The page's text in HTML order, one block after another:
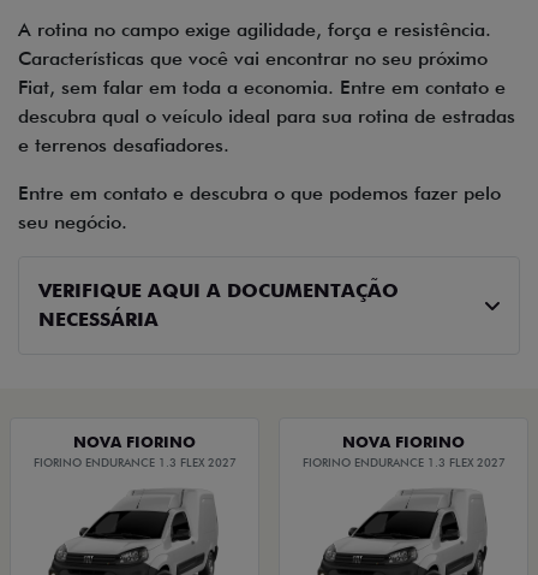
A rotina no campo exige agilidade, força e resistência.
Características que você vai encontrar no seu próximo
Fiat, sem falar em toda a economia. Entre em contato e
descubra qual o veículo ideal para sua rotina de estradas
e terrenos desafiadores.
Entre em contato e descubra o que podemos fazer pelo
seu negócio.
VERIFIQUE AQUI A DOCUMENTAÇÃO
NECESSÁRIA
NOVA FIORINO
FIORINO ENDURANCE 1.3 FLEX 2027
NOVA FIORINO
FIORINO ENDURANCE 1.3 FLEX 2027